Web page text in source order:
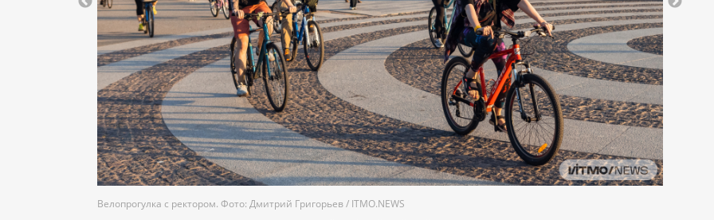
Велопрогулка с ректором. Фото: Дмитрий Григорьев / ITMO.NEWS